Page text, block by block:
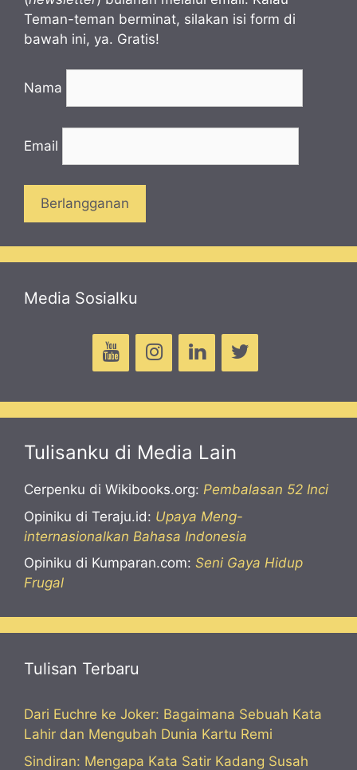
Teman-teman berminat, silakan isi form di
bawah ini, ya. Gratis!
Nama
Email
Media Sosialku
Tulisanku di Media Lain
Cerpenku di Wikibooks.org: Pembalasan 52 Inci
Opiniku di Teraju.id: Upaya Meng-
internasionalkan Bahasa Indonesia
Opiniku di Kumparan.com: Seni Gaya Hidup
Frugal
Tulisan Terbaru
Dari Euchre ke Joker: Bagaimana Sebuah Kata
Lahir dan Mengubah Dunia Kartu Remi
Sindiran: Mengapa Kata Satir Kadang Susah